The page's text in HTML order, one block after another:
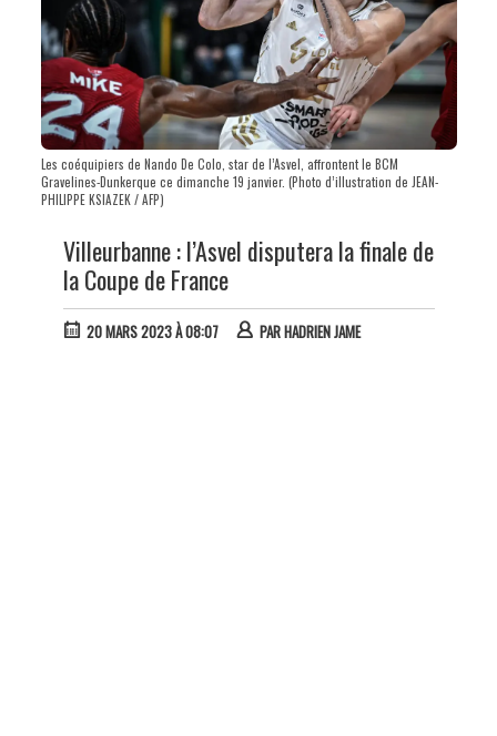
Les coéquipiers de Nando De Colo, star de l’Asvel, affrontent le BCM
Gravelines-Dunkerque ce dimanche 19 janvier. (Photo d’illustration de JEAN-
PHILIPPE KSIAZEK / AFP)
Villeurbanne : l’Asvel disputera la finale de
la Coupe de France
20 MARS 2023 À 08:07 PARHADRIEN JAME